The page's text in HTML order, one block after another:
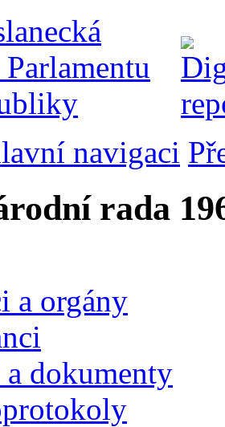
navigaci
rada
a orgány
a dokumenty